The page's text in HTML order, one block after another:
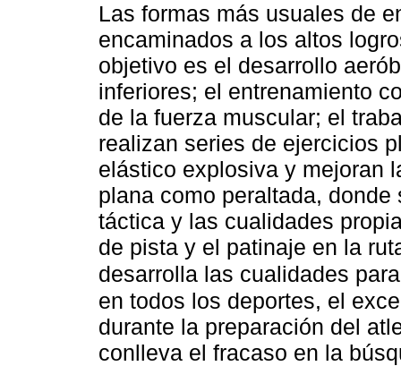
Las formas más usuales de
encaminados a los altos
objetivo es el desarrollo
inferiores; el entrenamiento
de la fuerza muscular; el
realizan series de ejercicios
elástico explosiva y mejoran
plana como peraltada,
táctica y las cualidades
de pista y el patinaje en la
desarrolla las cualidades
en todos los deportes, el
durante la preparación del
conlleva el fracaso en la